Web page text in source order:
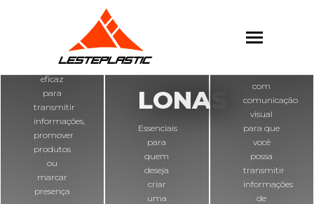
ADESIVOS
Versátil e
eficaz
para
transmitir
informações,
promover
produtos
ou
marcar
presença
LONAS
Essenciais
para
quem
deseja
criar
uma
Trabalhamos
com
comunicação
visual
para que
você
possa
transmitir
informações
de